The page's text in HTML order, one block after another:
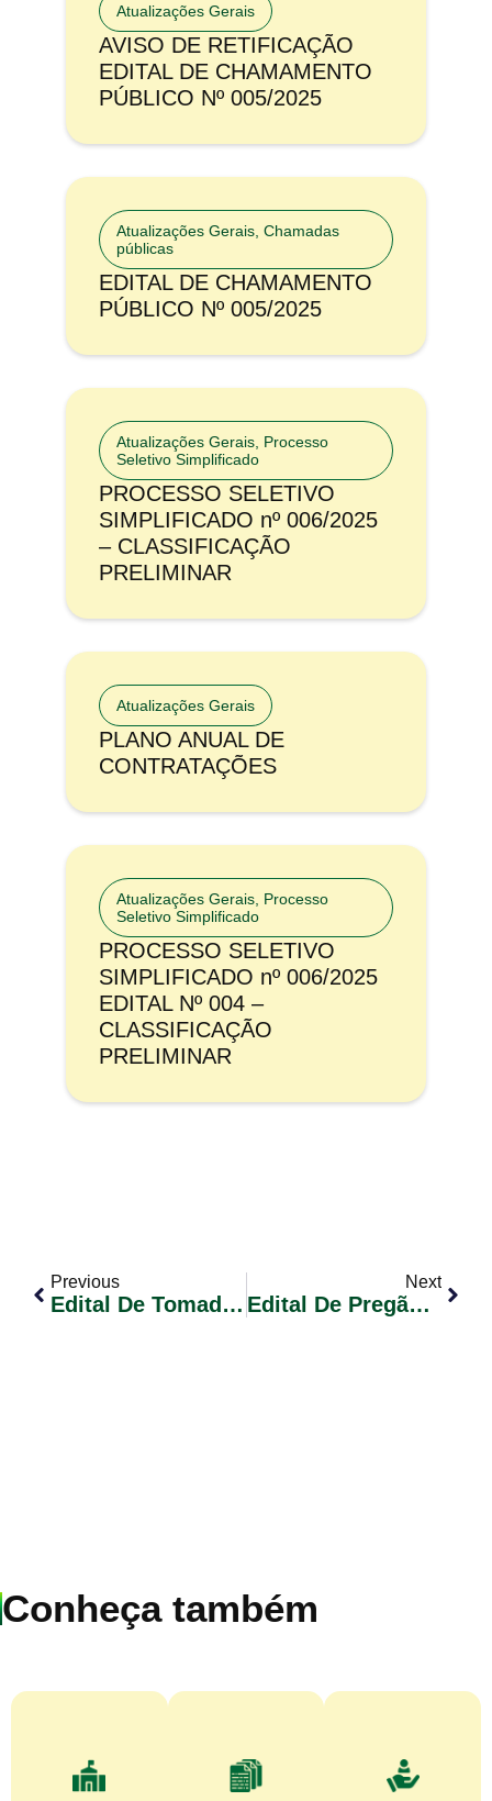
Atualizações Gerais
AVISO DE RETIFICAÇÃO
EDITAL DE CHAMAMENTO
PÚBLICO Nº 005/2025
Atualizações Gerais Chamadas
públicas
EDITAL DE CHAMAMENTO
PÚBLICO Nº 005/2025
Atualizações Gerais Processo
Seletivo Simplificado
PROCESSO SELETIVO
SIMPLIFICADO nº 006/2025
– CLASSIFICAÇÃO
PRELIMINAR
Atualizações Gerais
PLANO ANUAL DE
CONTRATAÇÕES
Atualizações Gerais Processo
Seletivo Simplificado
PROCESSO SELETIVO
SIMPLIFICADO nº 006/2025
EDITAL Nº 004 –
CLASSIFICAÇÃO
PRELIMINAR
Previous
Edital De Tomada De Preços Nº 013/2023 – Construção De Ponte Em Via Rural (Morro Do Tigre)
Next
Edital De Pregão Eletrônico Nº 037/2023 – Registro De Preços Para A Aquisição De Medicamentos De Uso Humano
Conheça também